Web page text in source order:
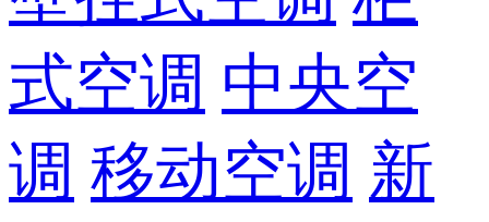
式空调 中央空
调 移动空调 新